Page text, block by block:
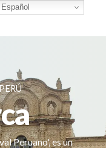
Peruano', es un
Español